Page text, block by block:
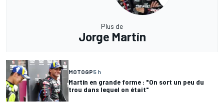
Plus de
Jorge Martín
MOTOGP5 h
Martín en grande forme : "On sort un peu du
trou dans lequel on était"